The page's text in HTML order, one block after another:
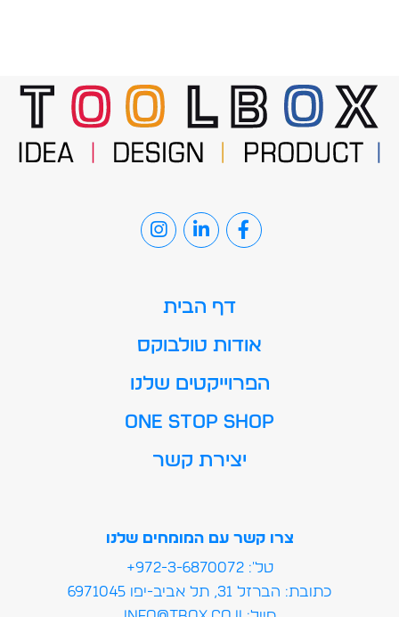
צרו קשר עם המומחים שלנו
טל': 972-3-6870072+
כתובת: הברזל 31, תל אביב-יפו 6971045
דף הבית
אודות טולבוקס
הפרוייקטים שלנו
ONE STOP SHOP
יצירת קשר